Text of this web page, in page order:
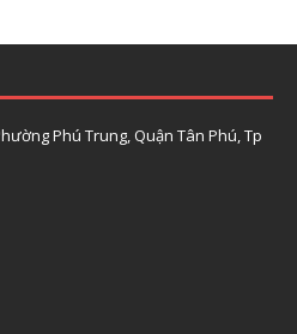
Phú Trung, Quận Tân Phú, Tp